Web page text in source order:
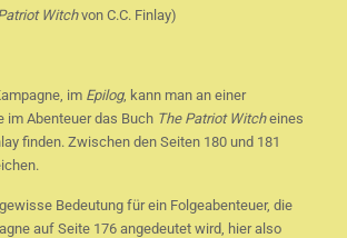
Witchvon C.C. Finlay)
im Epilog, kann man an einer
im Abenteuer das Buch The Patriot Witcheines
finden. Zwischen den Seiten 180 und 181
Bedeutung für ein Folgeabenteuer, die
auf Seite 176 angedeutet wird, hier also